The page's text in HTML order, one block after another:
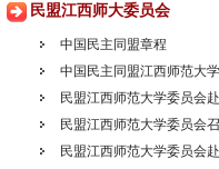
民盟江西师大委员会
中国民主同盟章程
中国民主同盟江西师范大
民盟江西师范大学委员会
民盟江西师范大学委员会
民盟江西师范大学委员会